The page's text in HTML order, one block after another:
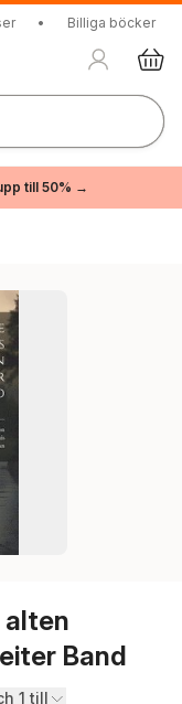
• Billiga böcker
till 50% →
alten
Band
1 till